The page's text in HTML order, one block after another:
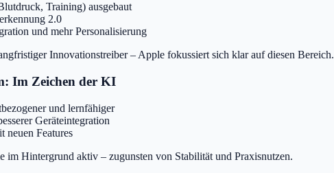
Training) ausgebaut
2.0
und mehr Personalisierung
Innovationstreiber – Apple fokussiert sich klar auf diesen Bereich.
Im Zeichen der KI
und lernfähiger
Geräteintegration
neuen Features
im Hintergrund aktiv – zugunsten von Stabilität und Praxisnutzen.